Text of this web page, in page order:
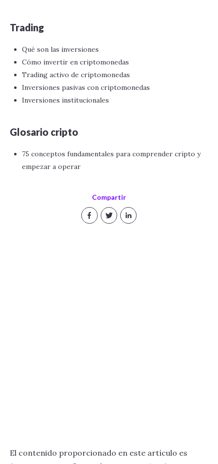
Compartir
Trading
Qué son las inversiones
Cómo invertir en criptomonedas
Trading activo de criptomonedas
Inversiones pasivas con criptomonedas
Inversiones institucionales
Glosario cripto
75 conceptos fundamentales para comprender cripto y
empezar a operar
El contenido proporcionado en este artículo es